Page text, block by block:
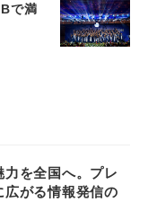
で満
を全国へ。プレ
広がる情報発信の